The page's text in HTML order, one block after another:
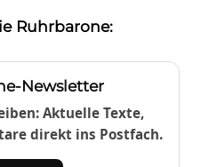
Ruhrbarone:
Newsletter
Aktuelle Texte,
direkt ins Postfach.